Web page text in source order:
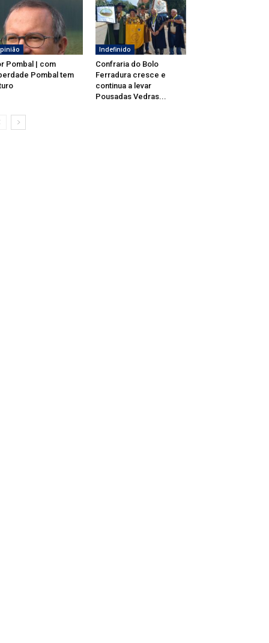
Pombal | com
Pombal tem
Indefinido
Confraria do Bolo
Ferradura cresce e
continua a levar
Pousadas Vedras...